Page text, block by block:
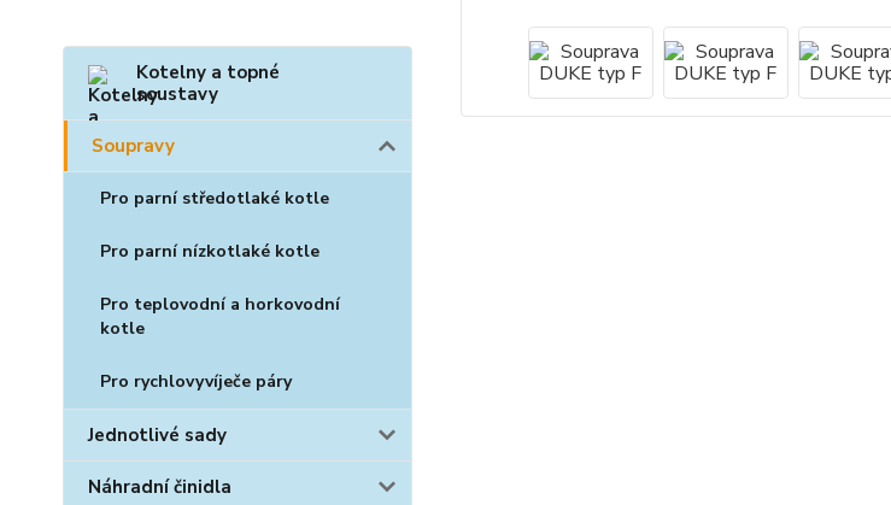
Kotelny a topné
soustavy
Soupravy
Pro parní středotlaké kotle
Pro parní nízkotlaké kotle
Pro teplovodní a horkovodní
kotle
Pro rychlovyvíječe páry
Jednotlivé sady
Náhradní činidla